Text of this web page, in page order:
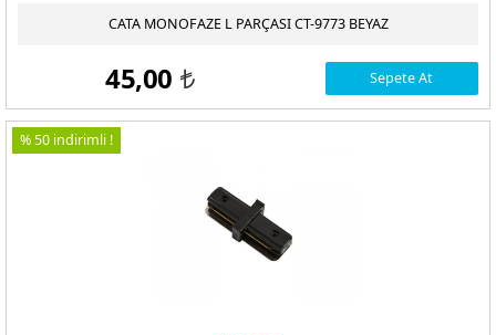
CATA MONOFAZE L PARÇASI CT-9773 BEYAZ
45,00 t Sepete At
% 50 indirimli !